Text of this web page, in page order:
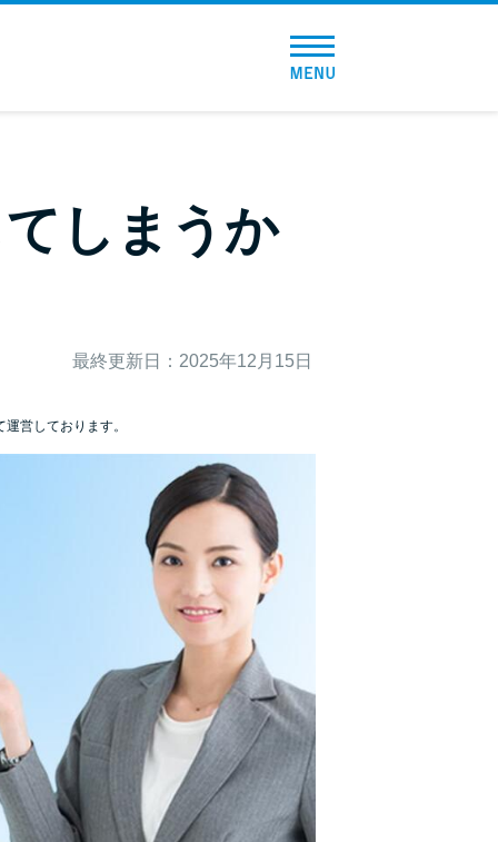
総合人気ランキング
とにかくすぐ借りたい方向け
審査が不安な方向け
利なコンテンツ
カードローン診断
カードローンQ&A
リボ払いをそのまま払いきると損！
カードローンの見直しで40万円得した話
最速！最短40分で借りられるカードローン
特集ページ一覧
しまうか
最終更新日：2025年12月15日
営しております。